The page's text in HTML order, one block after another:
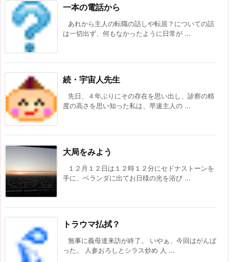
一本の電話から
あれから主人の転職の話しや転居？についての話
は一切出ず、何もなかったように日常が ...
続・宇宙人先生
先日、４年ぶりにその存在を思い出し、診察の精
度の高さを思い知った私は、早速主人の ...
大局をみよう
１２月１２日は１２時１２分にセドナストーンを
手に、ベランダに出てお日様の光を浴び ...
トラウマ払拭？
無事に義母達来訪が終了。 いやぁ、今回はがんば
った。 人参おろしとシラス炒め 人 ...